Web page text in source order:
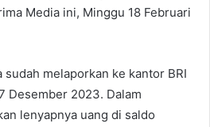
Media ini, Minggu 18 Februari
melaporkan ke kantor BRI
Desember 2023. Dalam
lenyapnya uang di saldo